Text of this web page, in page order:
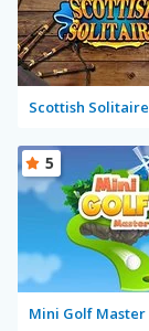
Scottish Solitaire
Mini Golf Master
5